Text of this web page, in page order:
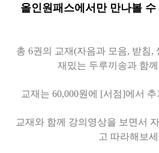
올인원패스에서만 만나볼 수
총 6권의 교재(자음과 모음, 받침,
재밌는 두루끼송과 함
교재는 60,000원에 [서점]에서
교재와 함께 강의영상을 보면서
고 따라해보